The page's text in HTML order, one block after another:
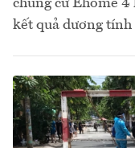
chung cư Ehome 4
kết quả dương